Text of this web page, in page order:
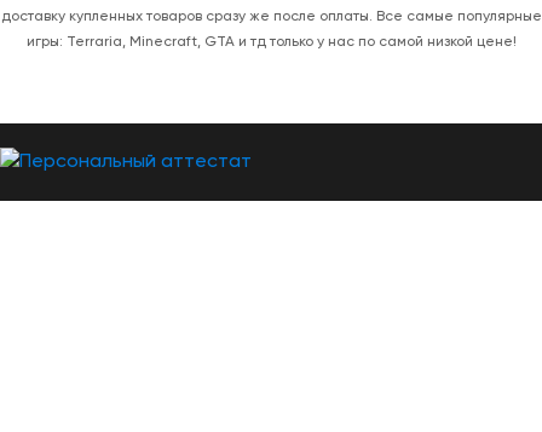
доставку купленных товаров сразу же после оплаты. Все самые популярные
игры: Terraria, Minecraft, GTA и тд только у нас по самой низкой цене!